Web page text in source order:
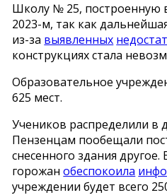
Школу № 25, построенную
2023-м, так как
из-за выявленных
конструкциях стала
Образовательное
625 мест.
Учеников распределили в
Пензенцам пообещали
снесенного здания другое.
горожанобеспокоила
учреждении будет всего